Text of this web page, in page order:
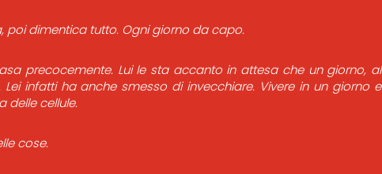
poi dimentica tutto. Ogni giorno da capo.
precocemente. Lui le sta accanto in attesa che un giorno, al
infatti ha anche smesso di invecchiare. Vivere in un giorno e
delle cellule.
cose.